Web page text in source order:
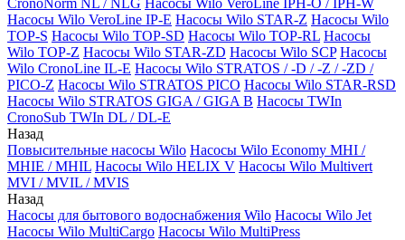
CronoNorm NL / NLG Насосы Wilo VeroLine IPH-O / IPH-W
Насосы Wilo VeroLine IP-E Насосы Wilo STAR-Z Насосы Wilo
TOP-S Насосы Wilo TOP-SD Насосы Wilo TOP-RL Насосы
Wilo TOP-Z Насосы Wilo STAR-ZD Насосы Wilo SCP Насосы
Wilo CronoLine IL-E Насосы Wilo STRATOS / -D / -Z / -ZD /
PICO-Z Насосы Wilo STRATOS PICO Насосы Wilo STAR-RSD
Насосы Wilo STRATOS GIGA / GIGA B Насосы TWIn
CronoSub TWIn DL / DL-E
Назад
Повысительные насосы Wilo Насосы Wilo Economy MHI /
MHIE / MHIL Насосы Wilo HELIX V Насосы Wilo Multivert
MVI / MVIL / MVIS
Назад
Насосы для бытового водоснабжения Wilo Насосы Wilo Jet
Насосы Wilo MultiCargo Насосы Wilo MultiPress